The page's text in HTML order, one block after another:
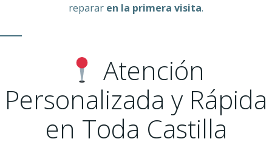
reparar en la primera visita.
Atención
Personalizada y Rápida
en Toda Castilla